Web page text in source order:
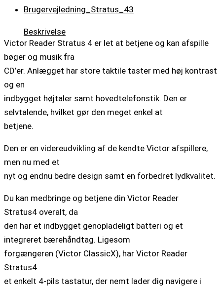
Brugervejledning_Stratus_43
Beskrivelse
Victor Reader Stratus 4 er let at betjene og kan afspille
bøger og musik fra
CD’er. Anlægget har store taktile taster med høj kontrast
og en
indbygget højtaler samt hovedtelefonstik. Den er
selvtalende, hvilket gør den meget enkel at
betjene.
Den er en videreudvikling af de kendte Victor afspillere,
men nu med et
nyt og endnu bedre design samt en forbedret lydkvalitet.
Du kan medbringe og betjene din Victor Reader
Stratus4 overalt, da
den har et indbygget genopladeligt batteri og et
integreret bærehåndtag. Ligesom
forgængeren (Victor ClassicX), har Victor Reader
Stratus4
et enkelt 4-pils tastatur, der nemt lader dig navigere i